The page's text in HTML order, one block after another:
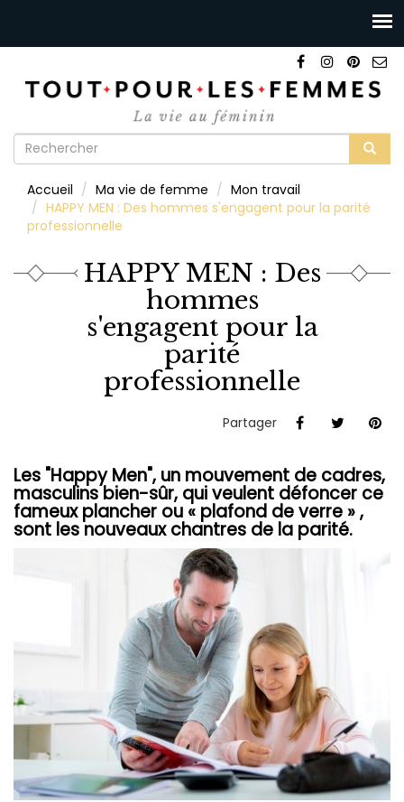
Formulaire
recherche
Accueil Ma vie de femme
Mon travail
HAPPY MEN : Des hommes s'engagent pour la parité
professionnelle
HAPPY MEN : Des
hommes
s'engagent pour la
parité
professionnelle
Partager
Les "Happy Men", un mouvement de cadres,
masculins bien-sûr, qui veulent défoncer ce
fameux plancher ou « plafond de verre » ,
sont les nouveaux chantres de la parité.